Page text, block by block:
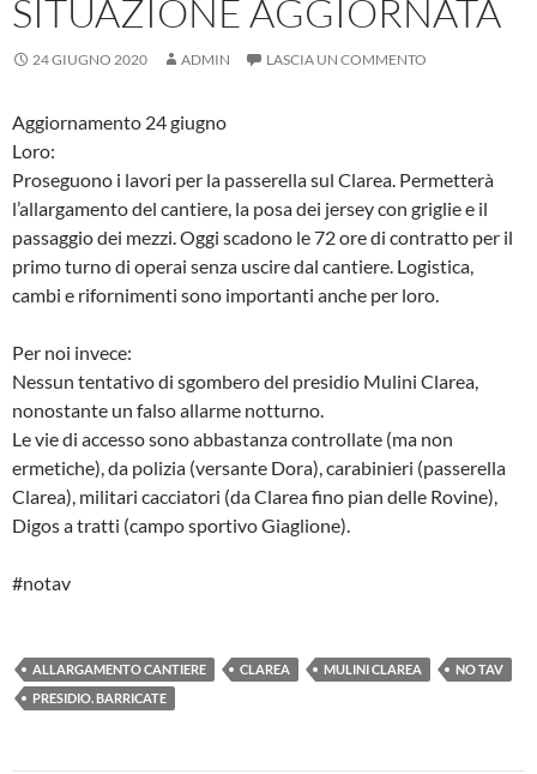
SITUAZIONE AGGIORNATA
24 GIUGNO 2020 ADMIN LASCIA UN COMMENTO
Aggiornamento 24 giugno
Loro:
Proseguono i lavori per la passerella sul Clarea. Permetterà
l’allargamento del cantiere, la posa dei jersey con griglie e il
passaggio dei mezzi. Oggi scadono le 72 ore di contratto per il
primo turno di operai senza uscire dal cantiere. Logistica,
cambi e rifornimenti sono importanti anche per loro.
Per noi invece:
Nessun tentativo di sgombero del presidio Mulini Clarea,
nonostante un falso allarme notturno.
Le vie di accesso sono abbastanza controllate (ma non
ermetiche), da polizia (versante Dora), carabinieri (passerella
Clarea), militari cacciatori (da Clarea fino pian delle Rovine),
Digos a tratti (campo sportivo Giaglione).
#notav
ALLARGAMENTO CANTIERE CLAREA MULINI CLAREA
NO TAV
PRESIDIO. BARRICATE